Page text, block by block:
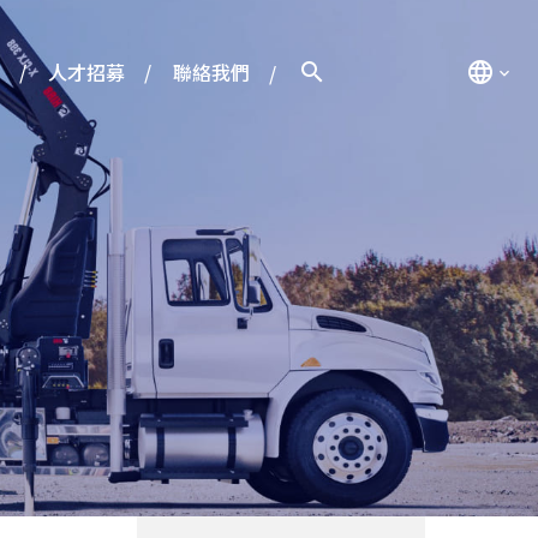
人才招募 聯絡我們 search language